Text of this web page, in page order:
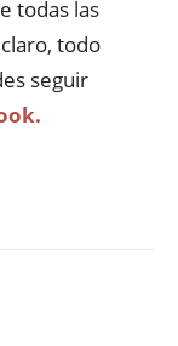
todas las
todo
seguir